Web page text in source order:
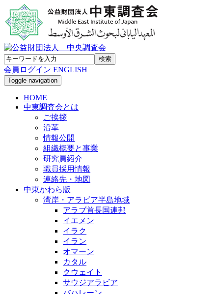
会員ログイン ENGLISH
Toggle navigation
HOME
中東調査会とは
ご挨拶
沿革
情報公開
組織概要と事業
研究員紹介
職員採用情報
連絡先・地図
中東かわら版
湾岸・アラビア半島地域
アラブ首長国連邦
イエメン
イラク
イラン
オマーン
カタル
クウェイト
サウジアラビア